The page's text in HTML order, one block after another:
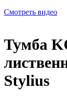
Смотреть видео
Тумба
Stylius